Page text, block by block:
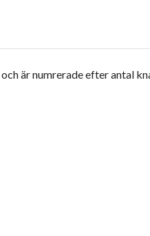
är numrerade efter antal